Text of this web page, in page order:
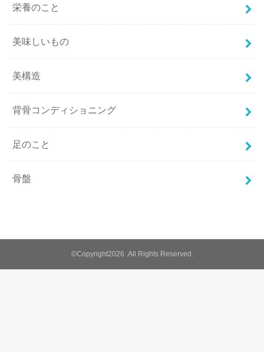
栄養のこと
美味しいもの
美構造
背骨コンディショニング
足のこと
骨盤
©Copyright2026 .All Rights Reserved.